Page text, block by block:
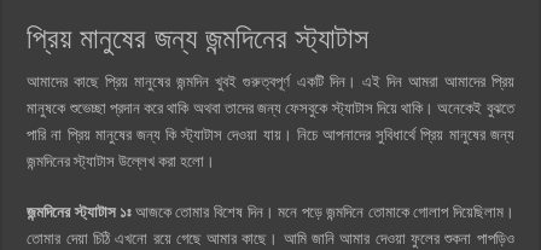
প্রিয় মানুষের জন্য জন্মদিনের স্ট্যাটাস
আমাদের কাছে প্রিয় মানুষের জন্মদিন খুবই গুরুত্বপূর্ণ একটি দিন। এই দিন আমরা আমাদের প্রিয়
মানুষকে শুভেচ্ছা প্রদান করে থাকি অথবা তাদের জন্য ফেসবুকে স্ট্যাটাস দিয়ে থাকি। অনেকেই বুঝতে
পারি না প্রিয় মানুষের জন্য কি স্ট্যাটাস দেওয়া যায়। নিচে আপনাদের সুবিধার্থে প্রিয় মানুষের জন্য
জন্মদিনের স্ট্যাটাস উল্লেখ করা হলো।
জন্মদিনের স্ট্যাটাস ১ঃআজকে তোমার বিশেষ দিন। মনে পড়ে জন্মদিনে তোমাকে গোলাপ দিয়েছিলাম।
তোমার দেয়া চিঠি এখনো রয়ে গেছে আমার কাছে। আমি জানি আমার দেওয়া ফুলের শুকনা পাপড়িও